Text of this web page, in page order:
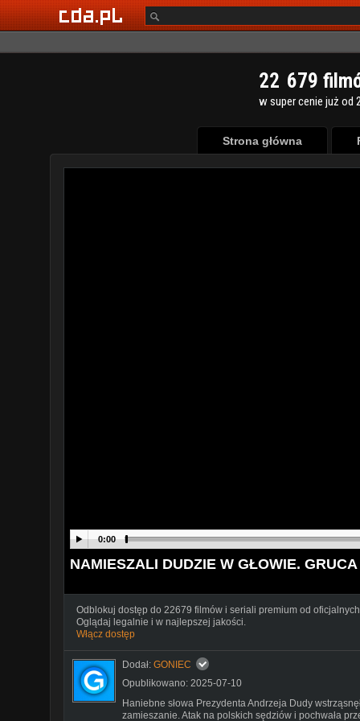
22 679
w super cenie już od
Strona główna
0:00
NAMIESZALI DUDZIE W GŁOWIE.
Odblokuj dostęp do 22679 filmów i seriali premium od
Oglądaj legalnie i w najlepszej jakości.
Włącz dostęp
Dodał: GONIEC
Opublikowano: 2025-07-10
Haniebne słowa Prezydenta Andrzeja Dudy
zamieszanie. Atak na polskich sędziów i pochwała